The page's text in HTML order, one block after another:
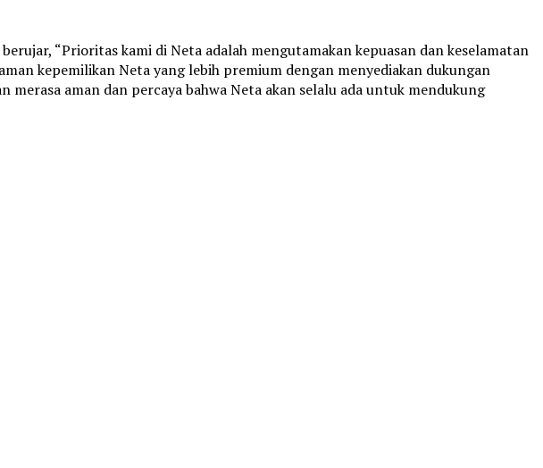
“Prioritas kami di Neta adalah mengutamakan kepuasan dan keselamatan
kepemilikan Neta yang lebih premium dengan menyediakan dukungan
aman dan percaya bahwa Neta akan selalu ada untuk mendukung